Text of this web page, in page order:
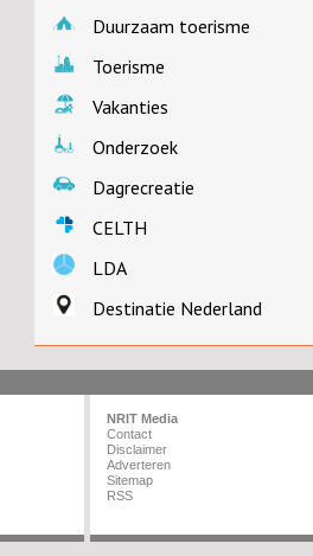
Duurzaam toerisme
Toerisme
Vakanties
Onderzoek
Dagrecreatie
CELTH
LDA
Destinatie Nederland
NRIT Media
Contact
Disclaimer
Adverteren
Sitemap
RSS